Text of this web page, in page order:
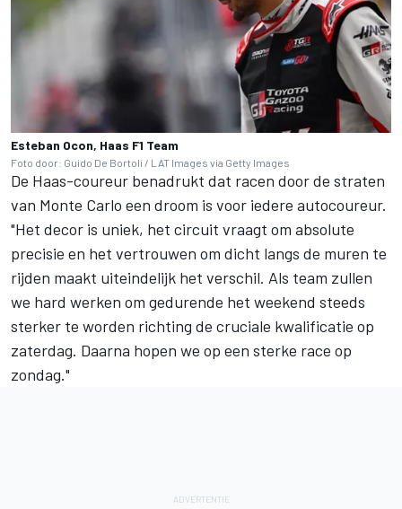
Esteban Ocon, Haas F1 Team
Foto door: Guido De Bortoli / LAT Images via Getty Images
De Haas-coureur benadrukt dat racen door de straten
van Monte Carlo een droom is voor iedere autocoureur.
"Het decor is uniek, het circuit vraagt om absolute
precisie en het vertrouwen om dicht langs de muren te
rijden maakt uiteindelijk het verschil. Als team zullen
we hard werken om gedurende het weekend steeds
sterker te worden richting de cruciale kwalificatie op
zaterdag. Daarna hopen we op een sterke race op
zondag."